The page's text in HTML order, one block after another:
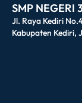
SMP NEGERI
Jl. Raya Kediri
Kabupaten Kediri,